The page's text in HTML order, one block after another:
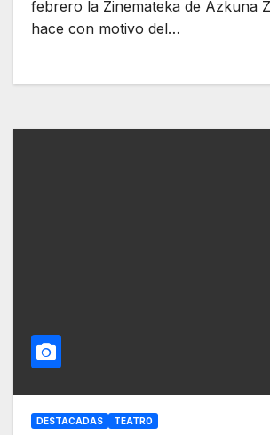
febrero la Zinemateka de Azkuna
hace con motivo del…
DESTACADAS TEATRO